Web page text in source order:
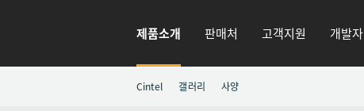
제품소개 판매처 고객지원 개발자
Cintel 갤러리 사양